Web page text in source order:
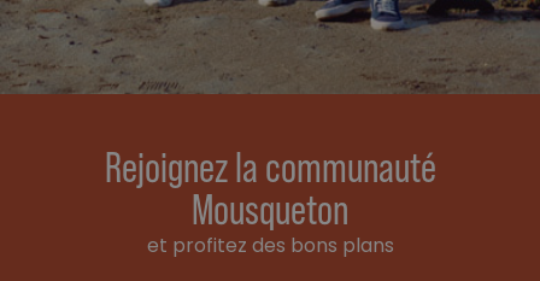
Rejoignez la communauté
Mousqueton
et profitez des bons plans